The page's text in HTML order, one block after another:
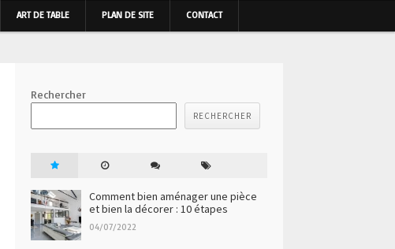
ART DE TABLE PLAN DE SITE CONTACT
Rechercher
RECHERCHER
Comment bien aménager une pièce
et bien la décorer : 10 étapes
04/07/2022